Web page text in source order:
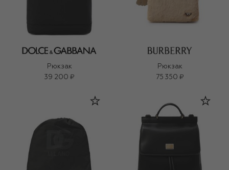
Рюкзак
39 200 ₽
Рюкзак
75 350 ₽